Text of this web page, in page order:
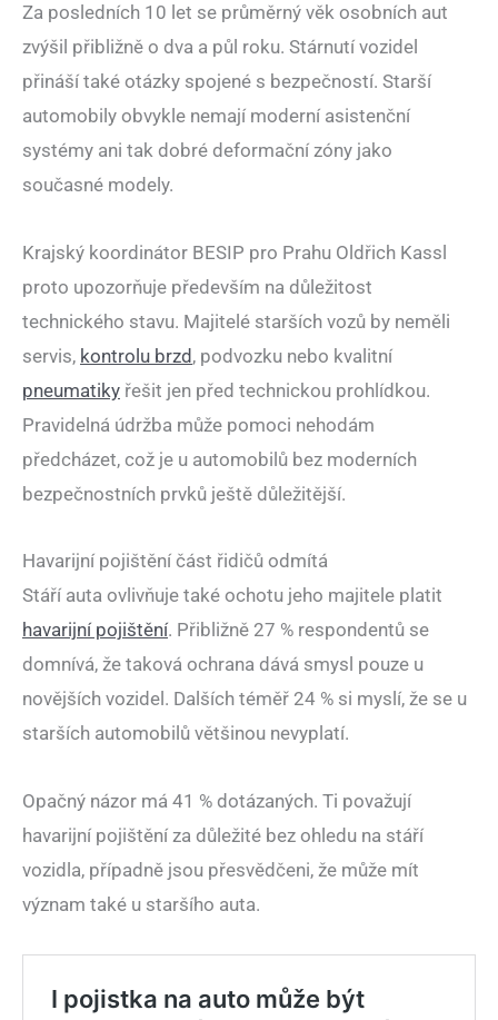
Za posledních 10 let se průměrný věk osobních aut
zvýšil přibližně o dva a půl roku. Stárnutí vozidel
přináší také otázky spojené s bezpečností. Starší
automobily obvykle nemají moderní asistenční
systémy ani tak dobré deformační zóny jako
současné modely.
Krajský koordinátor BESIP pro Prahu Oldřich Kassl
proto upozorňuje především na důležitost
technického stavu. Majitelé starších vozů by neměli
servis, kontrolu brzd, podvozku nebo kvalitní
pneumatiky řešit jen před technickou prohlídkou.
Pravidelná údržba může pomoci nehodám
předcházet, což je u automobilů bez moderních
bezpečnostních prvků ještě důležitější.
Havarijní pojištění část řidičů odmítá
Stáří auta ovlivňuje také ochotu jeho majitele platit
havarijní pojištění. Přibližně 27 % respondentů se
domnívá, že taková ochrana dává smysl pouze u
novějších vozidel. Dalších téměř 24 % si myslí, že se u
starších automobilů většinou nevyplatí.
Opačný názor má 41 % dotázaných. Ti považují
havarijní pojištění za důležité bez ohledu na stáří
vozidla, případně jsou přesvědčeni, že může mít
význam také u staršího auta.